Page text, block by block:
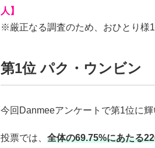
人】
※厳正なる調査のため、おひとり様
第1位 パク・ウンビン
今回Danmeeアンケートで第1位に
投票では、全体の69.75%にあたる